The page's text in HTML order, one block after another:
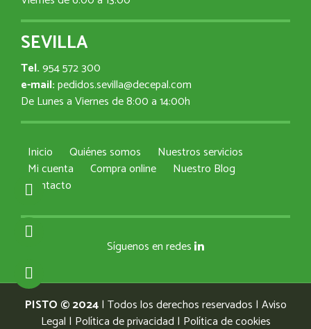
SEVILLA
Tel.954 572 300
e-mail:pedidos.sevilla@decepal.com
De Lunes a Viernes de 8:00 a 14:00h
Inicio Quiénes somos
Nuestros servicios
Mi cuenta
Compra online
Nuestro Blog
Contacto
Síguenos en redes
PISTO © 2024| Todos los derechos reservados | Aviso
Legal | Política de privacidad | Política de cookies